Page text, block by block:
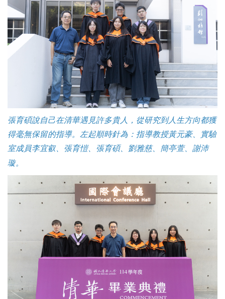
張育碩說自己在清華遇見許多貴人，從研究到人生方向都獲
得毫無保留的指導。左起順時針為：指導教授黃元豪、實驗
室成員李宜叡、張育愷、張育碩、劉雅慈、簡亭萱、謝沛
璇。